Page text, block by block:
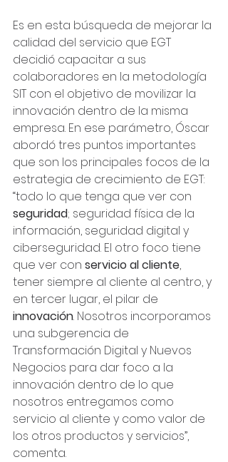
Es en esta búsqueda de mejorar la
calidad del servicio que EGT
decidió capacitar a sus
colaboradores en la metodología
SIT con el objetivo de movilizar la
innovación dentro de la misma
empresa. En ese parámetro, Óscar
abordó tres puntos importantes
que son los principales focos de la
estrategia de crecimiento de EGT:
“todo lo que tenga que ver con
seguridad; seguridad física de la
información, seguridad digital y
ciberseguridad. El otro foco tiene
que ver con servicio al cliente,
tener siempre al cliente al centro, y
en tercer lugar, el pilar de
innovación. Nosotros incorporamos
una subgerencia de
Transformación Digital y Nuevos
Negocios para dar foco a la
innovación dentro de lo que
nosotros entregamos como
servicio al cliente y como valor de
los otros productos y servicios”,
comenta.